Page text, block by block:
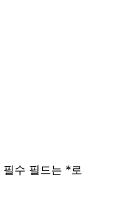
필수 필드는 *로